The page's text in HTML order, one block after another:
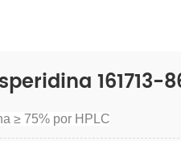
161713-
≥ 75% por HPLC